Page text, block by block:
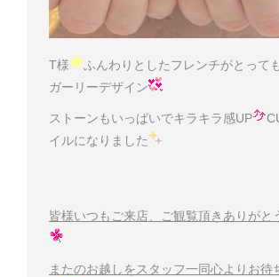
T様
ふんわりとしたフレンチがとって
ガーリーデザイン
ストーンもいっぱいでキラキラ感UP
イルになりました
皆様いつもご来店、ご観覧頂きありがと
またのお越しをスタッフ一同心よりお待